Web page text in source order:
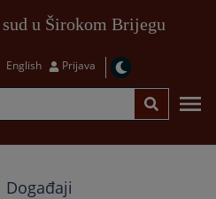
u Širokom Brijegu
English Prijava
Događaji